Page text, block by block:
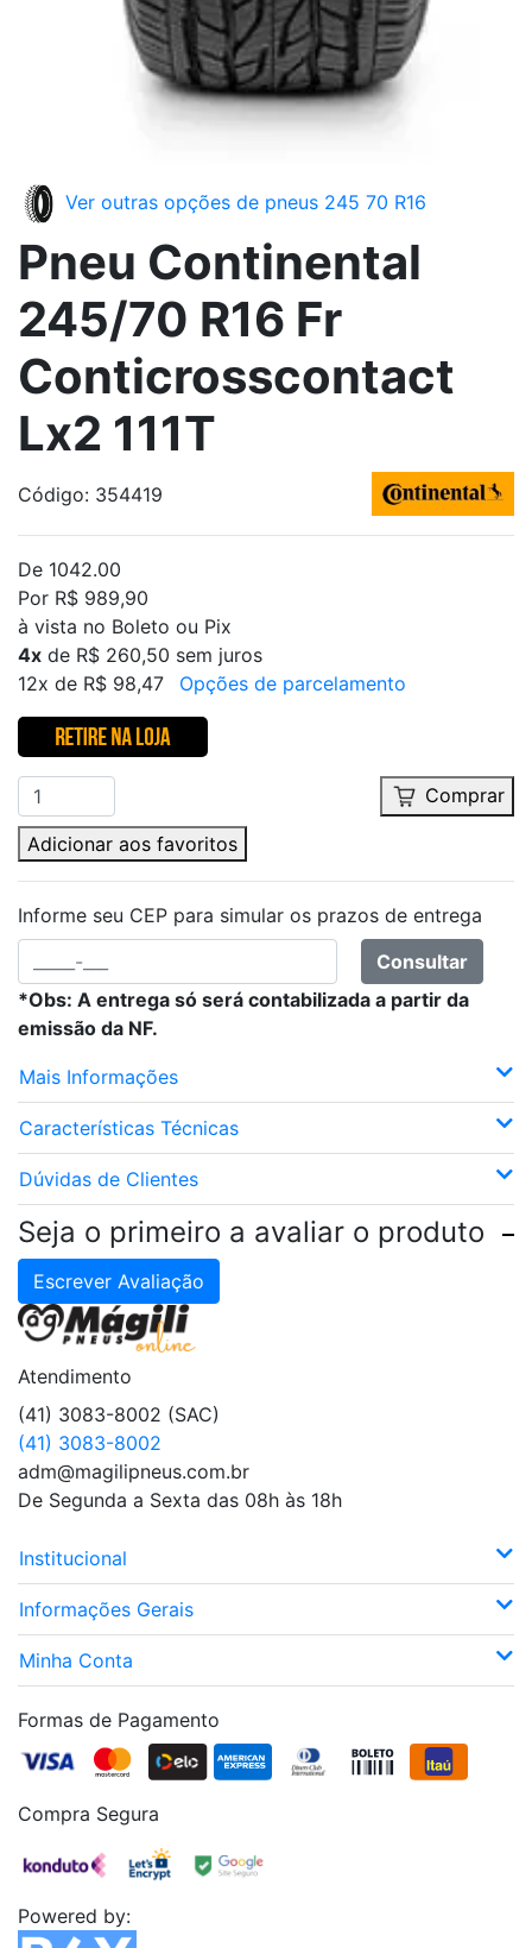
Ver outras opções de pneus 245 70 R16
Pneu Continental
245/70 R16 Fr
Conticrosscontact
Lx2 111T
Código: 354419
De 1042.00
Por R$ 989,90
à vista no Boleto ou Pix
4x de R$ 260,50 sem juros
12x de R$ 98,47
Opções de parcelamento
Comprar
Adicionar aos favoritos
Informe seu CEP para simular os prazos de entrega
Consultar
*Obs: A entrega só será contabilizada a partir da
emissão da NF.
Mais Informações
Características Técnicas
Dúvidas de Clientes
Seja o primeiro a avaliar o produto
Escrever Avaliação
Atendimento
(41) 3083-8002 (SAC)
(41) 3083-8002
adm@magilipneus.com.br
De Segunda a Sexta das 08h às 18h
Institucional
Informações Gerais
Minha Conta
Formas de Pagamento
Compra Segura
Powered by: